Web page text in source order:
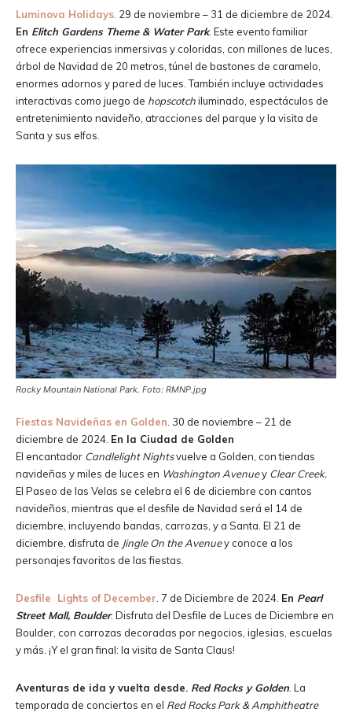
Luminova Holidays . 29 de noviembre – 31 de diciembre de 2024.
En Elitch Gardens Theme & Water Park. Este evento familiar
ofrece experiencias inmersivas y coloridas, con millones de luces,
árbol de Navidad de 20 metros, túnel de bastones de caramelo,
enormes adornos y pared de luces. También incluye actividades
interactivas como juego de hopscotchiluminado, espectáculos de
entretenimiento navideño, atracciones del parque y la visita de
Santa y sus elfos.
Rocky Mountain National Park. Foto: RMNP.jpg
Fiestas Navideñas en Golden . 30 de noviembre – 21 de
diciembre de 2024. En la Ciudad de Golden
El encantador Candlelight Nightsvuelve a Golden, con tiendas
navideñas y miles de luces en Washington Avenuey Clear Creek.
El Paseo de las Velas se celebra el 6 de diciembre con cantos
navideños, mientras que el desfile de Navidad será el 14 de
diciembre, incluyendo bandas, carrozas, y a Santa. El 21 de
diciembre, disfruta de Jingle On the Avenuey conoce a los
personajes favoritos de las fiestas.
Desfile Lights of December . 7 de Diciembre de 2024. En Pearl
Street Mall, Boulder. Disfruta del Desfile de Luces de Diciembre en
Boulder, con carrozas decoradas por negocios, iglesias, escuelas
y más. ¡Y el gran final: la visita de Santa Claus!
Aventuras de ida y vuelta desde. Red Rocks y Golden . La
temporada de conciertos en el Red Rocks Park & Amphitheatre